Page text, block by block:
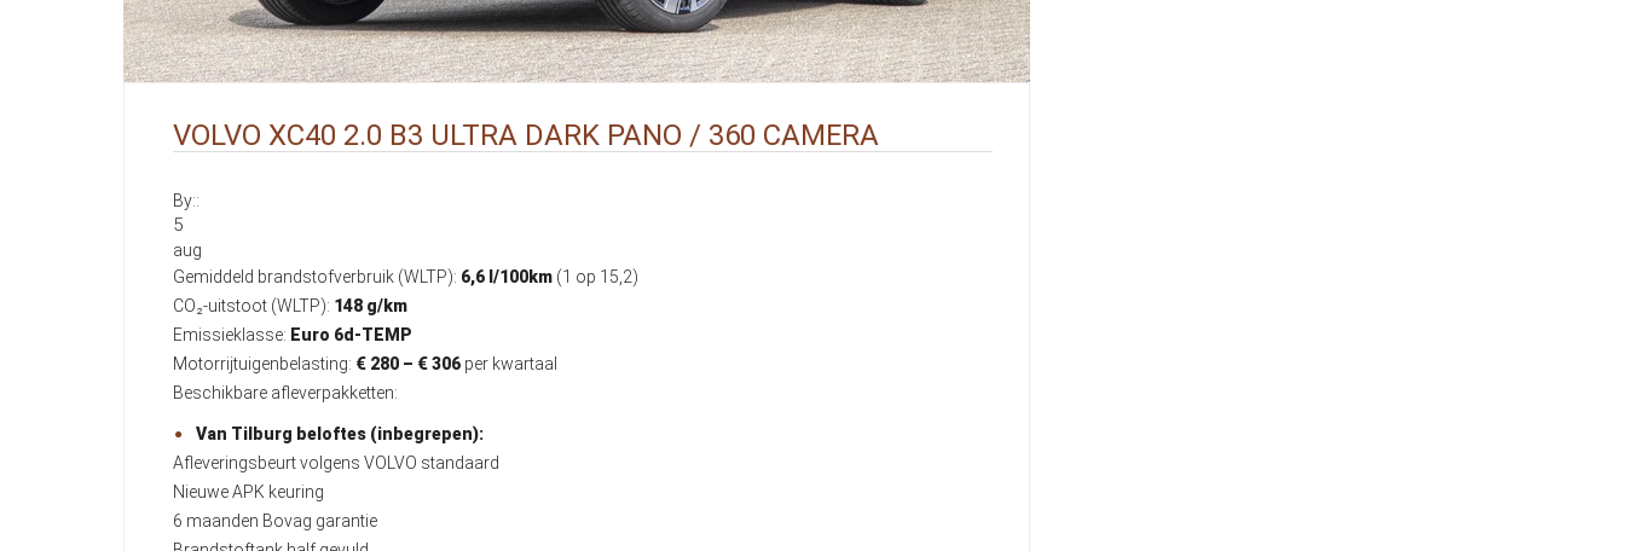
VOLVO XC40 2.0 B3 ULTRA DARK PANO / 360 CAMERA
By::
5
aug
Gemiddeld brandstofverbruik (WLTP): 6,6 l/100km (1 op 15,2)
CO₂-uitstoot (WLTP): 148 g/km
Emissieklasse: Euro 6d-TEMP
Motorrijtuigenbelasting: € 280 – € 306 per kwartaal
Beschikbare afleverpakketten:
Van Tilburg beloftes (inbegrepen):
Afleveringsbeurt volgens VOLVO standaard
Nieuwe APK keuring
6 maanden Bovag garantie